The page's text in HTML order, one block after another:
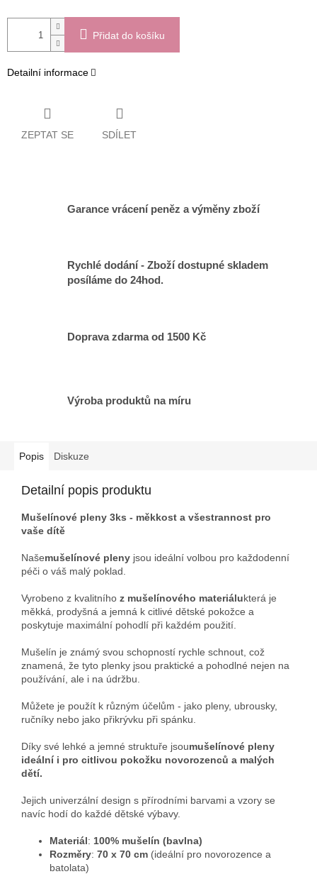
Přidat do košíku
Detailní informace
ZEPTAT SE SDÍLET
Garance vrácení peněz a výměny zboží
Rychlé dodání - Zboží dostupné skladem
posíláme do 24hod.
Doprava zdarma od 1500 Kč
Výroba produktů na míru
Popis Diskuze
Detailní popis produktu
Mušelínové pleny 3ks - měkkost a všestrannost pro
vaše dítě
Našemušelínové pleny jsou ideální volbou pro každodenní
péči o váš malý poklad.
Vyrobeno z kvalitního z mušelínového materiálukterá je
měkká, prodyšná a jemná k citlivé dětské pokožce a
poskytuje maximální pohodlí při každém použití.
Mušelín je známý svou schopností rychle schnout, což
znamená, že tyto plenky jsou praktické a pohodlné nejen na
používání, ale i na údržbu.
Můžete je použít k různým účelům - jako pleny, ubrousky,
ručníky nebo jako přikrývku při spánku.
Díky své lehké a jemné struktuře jsoumušelínové pleny
ideální i pro citlivou pokožku novorozenců a malých
dětí.
Jejich univerzální design s přírodními barvami a vzory se
navíc hodí do každé dětské výbavy.
Materiál: 100% mušelín (bavlna)
Rozměry: 70 x 70 cm (ideální pro novorozence a
batolata)